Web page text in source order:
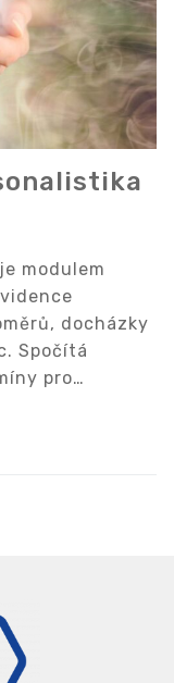
modulem
docházky
Spočítá
pro…